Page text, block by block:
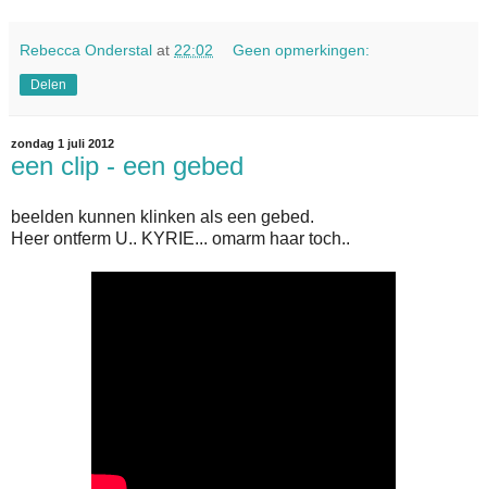
Rebecca Onderstal at 22:02 Geen opmerkingen:
Delen
zondag 1 juli 2012
een clip - een gebed
beelden kunnen klinken als een gebed.
Heer ontferm U.. KYRIE... omarm haar toch..